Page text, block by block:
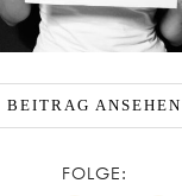
BEITRAG ANSEHEN
FOLGE: